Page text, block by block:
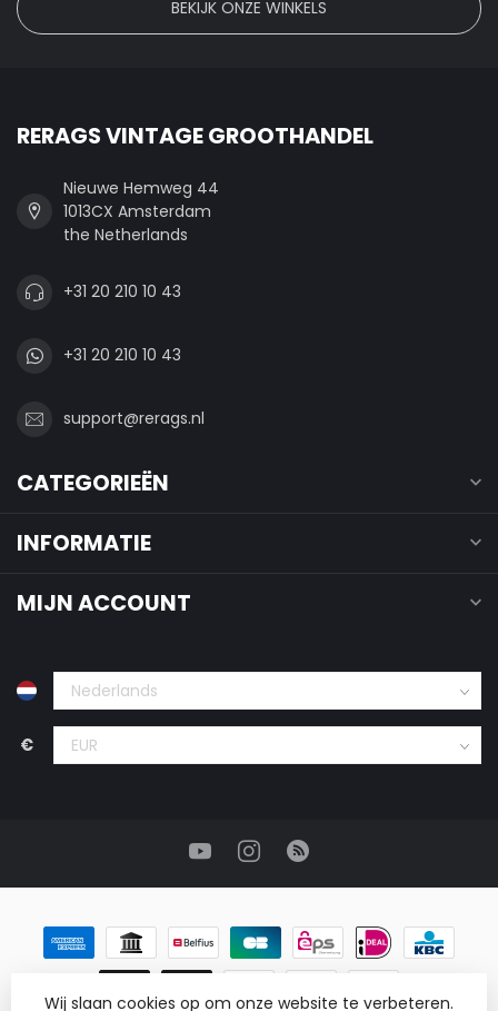
BEKIJK ONZE WINKELS
RERAGS VINTAGE GROOTHANDEL
Nieuwe Hemweg 44
1013CX Amsterdam
the Netherlands
+31 20 210 10 43
+31 20 210 10 43
support@rerags.nl
CATEGORIEËN
INFORMATIE
MIJN ACCOUNT
€
Wij slaan cookies op om onze website te verbeteren.